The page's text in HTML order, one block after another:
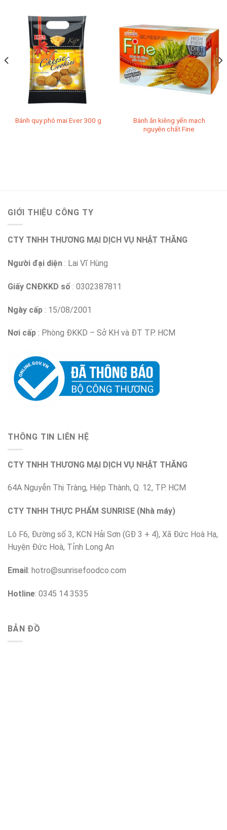
Bánh quy phô mai Ever 300 g
Bánh ăn kiêng yến mạch
nguyên chất Fine
GIỚI THIỆU CÔNG TY
CTY TNHH THƯƠNG MẠI DỊCH VỤ NHẬT THĂNG
Người đại diện : Lai Vĩ Hùng
Giấy CNĐKKD số : 0302387811
Ngày cấp : 15/08/2001
Nơi cấp : Phòng ĐKKD – Sở KH và ĐT TP. HCM
THÔNG TIN LIÊN HỆ
CTY TNHH THƯƠNG MẠI DỊCH VỤ NHẬT THĂNG
64A Nguyễn Thị Tràng, Hiệp Thành, Q. 12, TP. HCM
CTY TNHH THỰC PHẨM SUNRISE (Nhà máy)
Lô F6, Đường số 3, KCN Hải Sơn (GĐ 3 + 4), Xã Đức Hoà Hạ,
Huyện Đức Hoà, Tỉnh Long An
Email: hotro@sunrisefoodco.com
Hotline: 0345 14 3535
BẢN ĐỒ